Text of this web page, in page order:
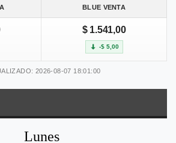
BLUE VENTA
$ 1.541,00
-$ 5,00
2026-08-07 18:01:00
Lunes